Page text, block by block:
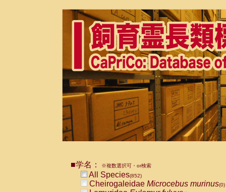
■学名： ※複数選択可・or検索
All Species(852)
Cheirogaleidae Microcebus murinus(0)